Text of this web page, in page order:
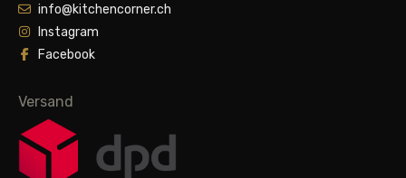
info@kitchencorner.ch
Instagram
Facebook
Versand